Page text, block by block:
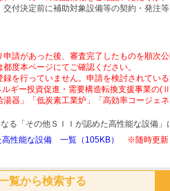
付決定前に補助対象設備等の契約・発注
請があった後、審査完了したものを順次公
度本ページにてご確認ください。
を行っていません。申請を検討されている
ギー投資促進・需要構造転換支援事業の
器」「低炭素工業炉」「高効率コージェ
る「その他ＳＩＩが認めた高性能な設備」
性能な設備 一覧（105KB）
※随時更新
覧から検索する